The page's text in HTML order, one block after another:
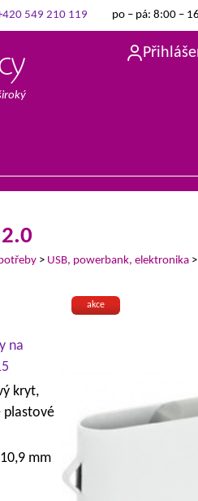
549 210 119 po – pá: 8:00 –
> USB, powerbank, elektronika
akce
na
kryt,
plastové
mm